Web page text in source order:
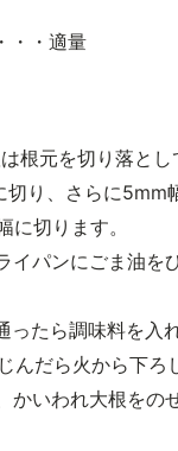
・・適量
根元を切り落とし
切り、さらに5mm
切ります。
イパンにごま油を
ったら調味料を入
んだら火から下ろ
かいわれ大根をの